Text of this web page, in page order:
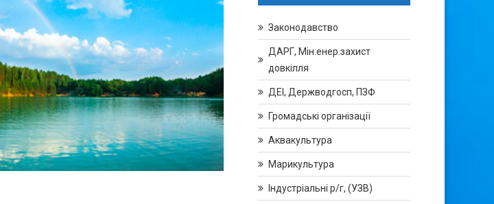
Законодавство
ДАРГ, Мін.енер.захист
довкілля
ДЕІ, Держводгосп, ПЗФ
Громадські організації
Аквакультура
Марикультура
Індустріальні р/г, (УЗВ)